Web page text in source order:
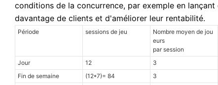
conditions de la concurrence, par exemple en
davantage de clients et d'améliorer leur rentabilité.
Période sessions de jeu
Nombre moyen de jou
eurs
par session
Jour 12 3
Fin de semaine
(12*7)= 84 3